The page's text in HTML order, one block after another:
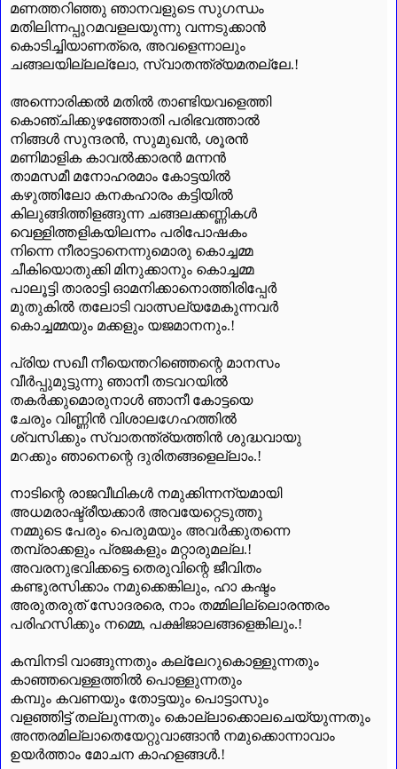
മണത്തറിഞ്ഞു ഞാനവളുടെ സുഗന്ധം
മതിലിന്നപ്പുറമവളലയുന്നു വന്നടുക്കാൻ
കൊടിച്ചിയാണത്രെ, അവളെന്നാലും
ചങ്ങലയില്ലല്ലോ, സ്വാതന്ത്ര്യമതല്ലേ.!
അന്നൊരിക്കൽ മതിൽ താണ്ടിയവളെത്തി
കൊഞ്ചിക്കുഴഞ്ഞോതി പരിഭവത്താൽ
നിങ്ങൾ സുന്ദരൻ, സുമുഖൻ, ശൂരൻ
മണിമാളിക കാവൽക്കാരൻ മന്നൻ
താമസമീ മനോഹരമാം കോട്ടയിൽ
കഴുത്തിലോ കനകഹാരം കട്ടിയിൽ
കിലുങ്ങിത്തിളങ്ങുന്ന ചങ്ങലക്കണ്ണികൾ
വെള്ളിത്തളികയിലന്നം പരിപോഷകം
നിന്നെ നീരാട്ടാനെന്നുമൊരു കൊച്ചമ്മ
ചീകിയൊതുക്കി മിനുക്കാനും കൊച്ചമ്മ
പാലൂട്ടി താരാട്ടി ഓമനിക്കാനൊത്തിരിപ്പേർ
മുതുകിൽ തലോടി വാത്സല്യമേകുന്നവർ
കൊച്ചമ്മയും മക്കളും യജമാനനും.!
പ്രിയ സഖീ നീയെന്തറിഞ്ഞെന്റെ മാനസം
വീർപ്പുമുട്ടുന്നു ഞാനീ തടവറയിൽ
തകർക്കുമൊരുനാൾ ഞാനീ കോട്ടയെ
ചേരും വിണ്ണിൻ വിശാലഗേഹത്തിൽ
ശ്വസിക്കും സ്വാതന്ത്ര്യത്തിൻ ശുദ്ധവായു
മറക്കും ഞാനെന്റെ ദുരിതങ്ങളെല്ലാം.!
നാടിന്റെ രാജവീഥികൾ നമുക്കിന്നന്യമായി
അധമരാഷ്ട്രീയക്കാർ അവയേറ്റെടുത്തു
നമ്മുടെ പേരും പെരുമയും അവർക്കുതന്നെ
തമ്പ്രാക്കളും പ്രജകളും മറ്റാരുമല്ല.!
അവരനുഭവിക്കട്ടെ തെരുവിന്റെ ജീവിതം
കണ്ടുരസിക്കാം നമുക്കെങ്കിലും, ഹാ കഷ്ടം
അരുതരുത് സോദരരെ, നാം തമ്മിലില്ലൊരന്തരം
പരിഹസിക്കും നമ്മെ, പക്ഷിജാലങ്ങളെങ്കിലും.!
കമ്പിനടി വാങ്ങുന്നതും കല്ലേറുകൊള്ളുന്നതും
കാഞ്ഞവെള്ളത്തിൽ പൊള്ളുന്നതും
കമ്പും കവണയും തോട്ടയും പൊട്ടാസും
വളഞ്ഞിട്ട് തല്ലുന്നതും കൊല്ലാക്കൊലചെയ്യുന്നതും
അന്തരമില്ലാതെയേറ്റുവാങ്ങാൻ നമുക്കൊന്നാവാം
ഉയർത്താം മോചന കാഹളങ്ങൾ.!